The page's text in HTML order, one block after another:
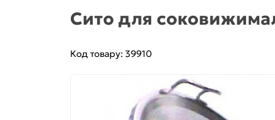
Сито для
Код товару: 39910